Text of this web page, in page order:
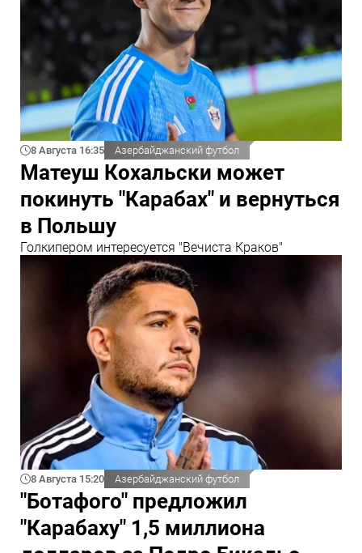
8 Августа 16:35 Азербайджанский футбол
Матеуш Кохальски может
покинуть "Карабах" и вернуться
в Польшу
Голкипером интересуется "Вечиста Краков"
8 Августа 15:20 Азербайджанский футбол
"Ботафого" предложил
"Карабаху" 1,5 миллиона